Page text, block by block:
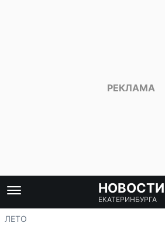
НОВОСТИ
ЕКАТЕРИНБУРГА
ЛЕТО